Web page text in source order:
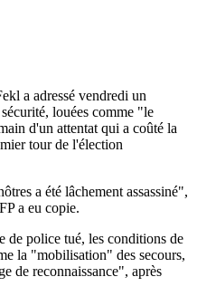
a adressé vendredi un
louées comme "le
d'un attentat qui a coûté la
tour de l'élection
a été lâchement assassiné",
a eu copie.
de police tué, les conditions de
la "mobilisation" des secours,
de reconnaissance", après